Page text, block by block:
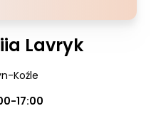
Lavryk
Koźle
17:00